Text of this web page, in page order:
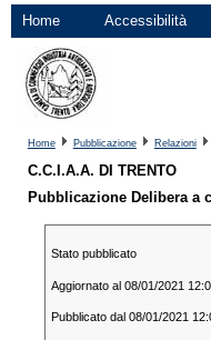
Home Accessibilità
Home Pubblicazione Relazioni
C.C.I.A.A. DI TRENTO
Pubblicazione Delibera a
Stato pubblicato
Aggiornato al 08/01/2021
Pubblicato dal 08/01/2021